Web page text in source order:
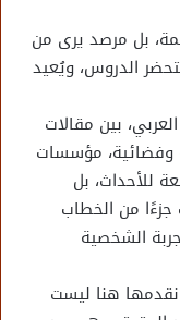
بل مرصد يرى من
الدروس، ويُعيد
بين مقالات
وفضائية، مؤسسات
للأحداث، بل
من الخطاب
الشخصية
هنا ليست